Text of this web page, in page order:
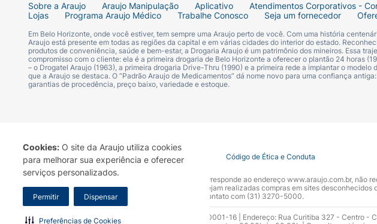
Cookies: O site da Araujo utiliza cookies
para melhorar sua experiência e oferecer
serviços personalizados.
Permitir Dispensar
Preferências de Cookies
Sobre a Araujo Araujo Manipulação Aplicativo Atendimentos Corporativos -
Lojas
Programa Araujo Médico Trabalhe Conosco Seja um fornecedor
Em Belo Horizonte, onde você estiver, tem sempre uma Araujo perto de você. Com uma história
Araujo está presente em todas as regiões da capital e em várias cidades do interior do estado.
produtos de conveniência, saúde e bem-estar, a Drogaria Araujo é um patrimônio dos mineiros. Essa
compromisso com o cliente: ela é a primeira drogaria de Belo Horizonte a oferecer o plantão 24 horas
– o Drogatel Araujo (1963), a primeira drogaria Drive-Thru (1990) e a primeira rede a implantar o
que a Araujo se destaca. O “Padrão Araujo de Medicamentos” dá nome novo para uma confiança
garantias de procedência, preço baixo, variedade e estoque.
Termo de Uso Portal da Privacidade Covid-19 Código de Ética e Conduta
A Drogaria Araujo S/A informa que o seu site oficial corresponde ao endereço www.araujo.com.br, não
marca. Para sua segurança recomendamos que não sejam realizadas compras em sites
Araujo S.A. Em caso de dúvidas, gentileza entrar em contato com (31) 3270-5000.
Razão Social: Drogaria Araujo S.A | CNPJ: 17.256.512.0001-16 | Endereço: Rua Curitiba 327 - Centro